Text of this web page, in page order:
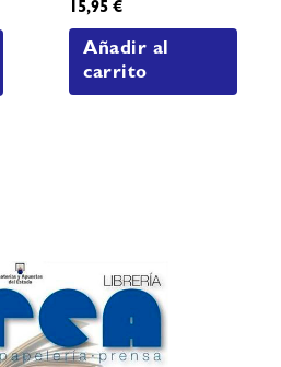
15,95€
Añadir al
carrito